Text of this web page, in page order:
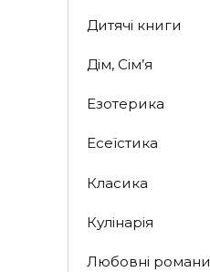
Дитячі книги
Дім, Сім’я
Езотерика
Есеїстика
Класика
Кулінарія
Любовні романи